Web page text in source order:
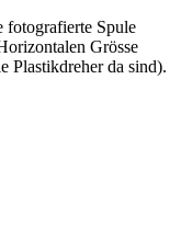
fotografierte Spule
Grösse
Plastikdreher da sind).